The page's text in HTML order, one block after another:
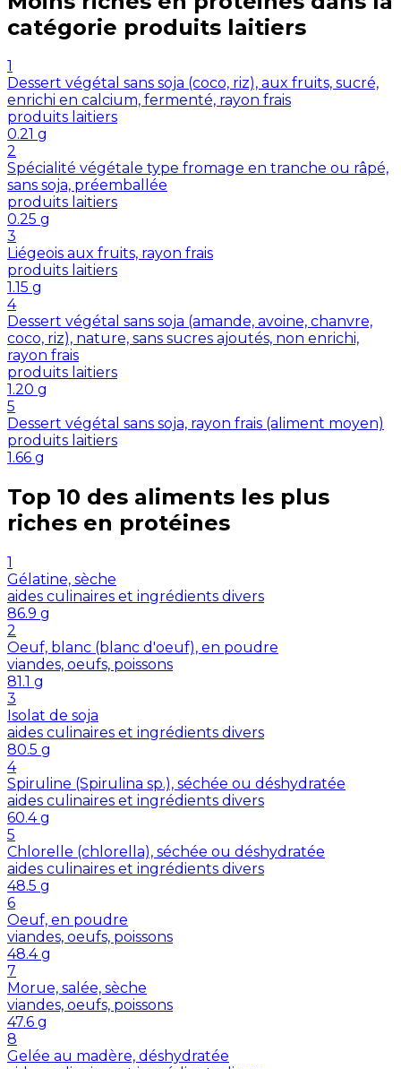
catégorie produits laitiers
1
Dessert végétal sans soja (coco, riz), aux fruits, sucré,
enrichi en calcium, fermenté, rayon frais
produits laitiers
0.21 g
2
Spécialité végétale type fromage en tranche ou râpé,
sans soja, préemballée
produits laitiers
0.25 g
3
Liégeois aux fruits, rayon frais
produits laitiers
1.15 g
4
Dessert végétal sans soja (amande, avoine, chanvre,
coco, riz), nature, sans sucres ajoutés, non enrichi,
rayon frais
produits laitiers
1.20 g
5
Dessert végétal sans soja, rayon frais (aliment moyen)
produits laitiers
1.66 g
Top 10 des aliments les plus
riches en protéines
1
Gélatine, sèche
aides culinaires et ingrédients divers
86.9 g
2
Oeuf, blanc (blanc d'oeuf), en poudre
viandes, oeufs, poissons
81.1 g
3
Isolat de soja
aides culinaires et ingrédients divers
80.5 g
4
Spiruline (Spirulina sp.), séchée ou déshydratée
aides culinaires et ingrédients divers
60.4 g
5
Chlorelle (chlorella), séchée ou déshydratée
aides culinaires et ingrédients divers
48.5 g
6
Oeuf, en poudre
viandes, oeufs, poissons
48.4 g
7
Morue, salée, sèche
viandes, oeufs, poissons
47.6 g
8
Gelée au madère, déshydratée